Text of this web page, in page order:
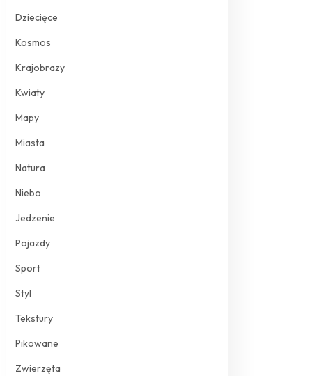
Dziecięce
Kosmos
Krajobrazy
Kwiaty
Mapy
Miasta
Natura
Niebo
Jedzenie
Pojazdy
Sport
Styl
Tekstury
Pikowane
Zwierzęta